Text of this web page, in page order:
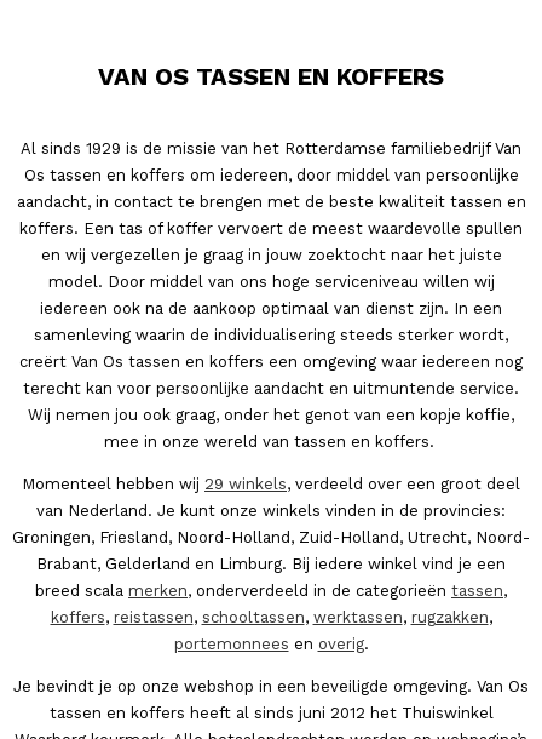
VAN OS TASSEN EN KOFFERS
Al sinds 1929 is de missie van het Rotterdamse familiebedrijf Van
Os tassen en koffers om iedereen, door middel van persoonlijke
aandacht, in contact te brengen met de beste kwaliteit tassen en
koffers. Een tas of koffer vervoert de meest waardevolle spullen
en wij vergezellen je graag in jouw zoektocht naar het juiste
model. Door middel van ons hoge serviceniveau willen wij
iedereen ook na de aankoop optimaal van dienst zijn. In een
samenleving waarin de individualisering steeds sterker wordt,
creërt Van Os tassen en koffers een omgeving waar iedereen nog
terecht kan voor persoonlijke aandacht en uitmuntende service.
Wij nemen jou ook graag, onder het genot van een kopje koffie,
mee in onze wereld van tassen en koffers.
Momenteel hebben wij 29 winkels, verdeeld over een groot deel
van Nederland. Je kunt onze winkels vinden in de provincies:
Groningen, Friesland, Noord-Holland, Zuid-Holland, Utrecht, Noord-
Brabant, Gelderland en Limburg. Bij iedere winkel vind je een
breed scala merken, onderverdeeld in de categorieën tassen,
koffers, reistassen, schooltassen, werktassen, rugzakken,
portemonnees en overig.
Je bevindt je op onze webshop in een beveiligde omgeving. Van Os
tassen en koffers heeft al sinds juni 2012 het Thuiswinkel